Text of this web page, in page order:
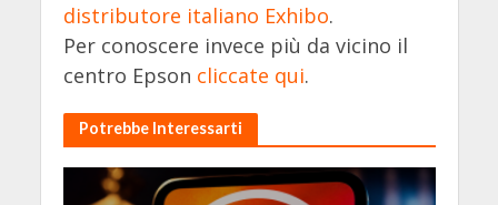
distributore italiano Exhibo.
Per conoscere invece più da vicino il
centro Epson cliccate qui.
Potrebbe Interessarti